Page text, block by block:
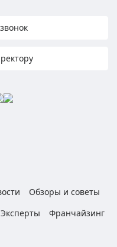
Обзоры и советы
Эксперты
Франчайзинг